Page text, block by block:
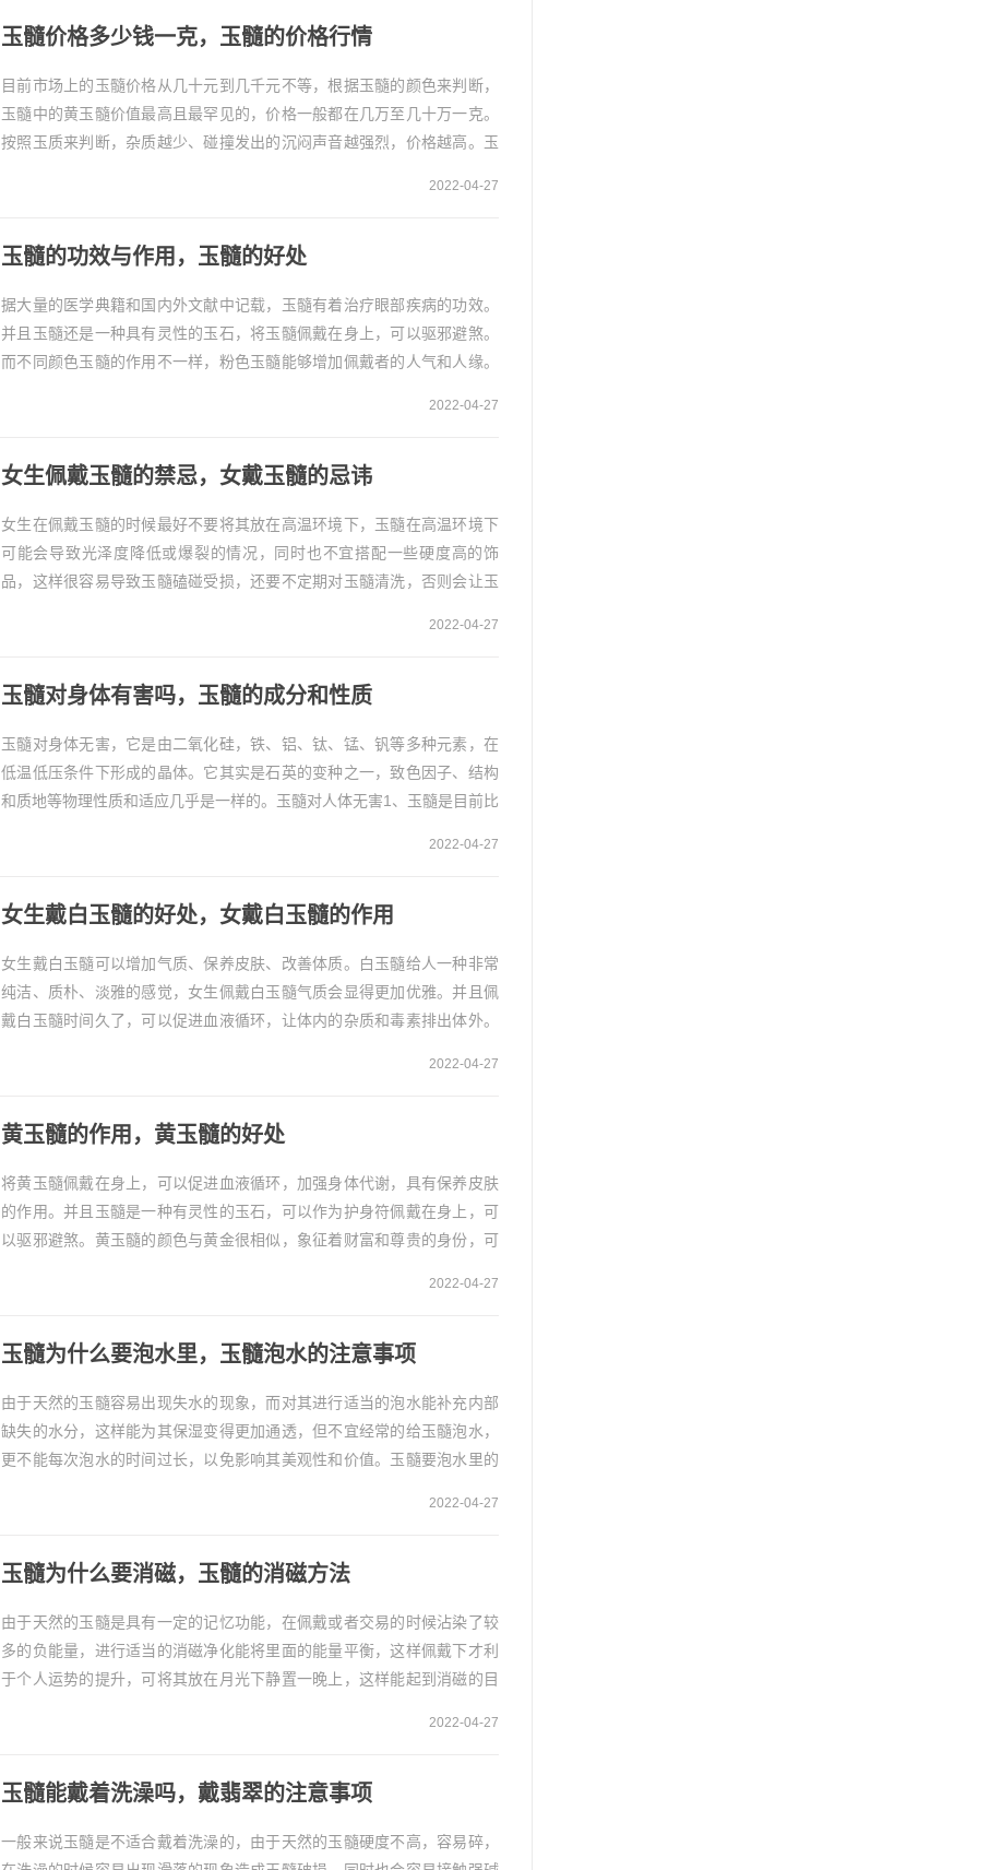
玉髓价格多少钱一克，玉髓的价格行情
目前市场上的玉髓价格从几十元到几千元不等，根据玉髓的颜色来判断，
玉髓中的黄玉髓价值最高且最罕见的，价格一般都在几万至几十万一克。
按照玉质来判断，杂质越少、碰撞发出的沉闷声音越强烈，价格越高。玉
2022-04-27
玉髓的功效与作用，玉髓的好处
据大量的医学典籍和国内外文献中记载，玉髓有着治疗眼部疾病的功效。
并且玉髓还是一种具有灵性的玉石，将玉髓佩戴在身上，可以驱邪避煞。
而不同颜色玉髓的作用不一样，粉色玉髓能够增加佩戴者的人气和人缘。
2022-04-27
女生佩戴玉髓的禁忌，女戴玉髓的忌讳
女生在佩戴玉髓的时候最好不要将其放在高温环境下，玉髓在高温环境下
可能会导致光泽度降低或爆裂的情况，同时也不宜搭配一些硬度高的饰
品，这样很容易导致玉髓磕碰受损，还要不定期对玉髓清洗，否则会让玉
2022-04-27
玉髓对身体有害吗，玉髓的成分和性质
玉髓对身体无害，它是由二氧化硅，铁、铝、钛、锰、钒等多种元素，在
低温低压条件下形成的晶体。它其实是石英的变种之一，致色因子、结构
和质地等物理性质和适应几乎是一样的。玉髓对人体无害1、玉髓是目前比
2022-04-27
女生戴白玉髓的好处，女戴白玉髓的作用
女生戴白玉髓可以增加气质、保养皮肤、改善体质。白玉髓给人一种非常
纯洁、质朴、淡雅的感觉，女生佩戴白玉髓气质会显得更加优雅。并且佩
戴白玉髓时间久了，可以促进血液循环，让体内的杂质和毒素排出体外。
2022-04-27
黄玉髓的作用，黄玉髓的好处
将黄玉髓佩戴在身上，可以促进血液循环，加强身体代谢，具有保养皮肤
的作用。并且玉髓是一种有灵性的玉石，可以作为护身符佩戴在身上，可
以驱邪避煞。黄玉髓的颜色与黄金很相似，象征着财富和尊贵的身份，可
2022-04-27
玉髓为什么要泡水里，玉髓泡水的注意事项
由于天然的玉髓容易出现失水的现象，而对其进行适当的泡水能补充内部
缺失的水分，这样能为其保湿变得更加通透，但不宜经常的给玉髓泡水，
更不能每次泡水的时间过长，以免影响其美观性和价值。玉髓要泡水里的
2022-04-27
玉髓为什么要消磁，玉髓的消磁方法
由于天然的玉髓是具有一定的记忆功能，在佩戴或者交易的时候沾染了较
多的负能量，进行适当的消磁净化能将里面的能量平衡，这样佩戴下才利
于个人运势的提升，可将其放在月光下静置一晚上，这样能起到消磁的目
2022-04-27
玉髓能戴着洗澡吗，戴翡翠的注意事项
一般来说玉髓是不适合戴着洗澡的，由于天然的玉髓硬度不高，容易碎，